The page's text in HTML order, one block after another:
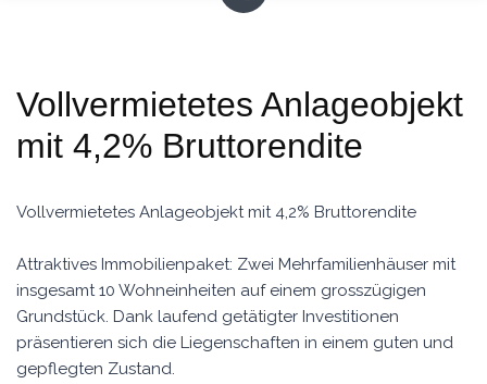
Vollvermietetes Anlageobjekt
mit 4,2% Bruttorendite
Vollvermietetes Anlageobjekt mit 4,2% Bruttorendite
Attraktives Immobilienpaket: Zwei Mehrfamilienhäuser mit
insgesamt 10 Wohneinheiten auf einem grosszügigen
Grundstück. Dank laufend getätigter Investitionen
präsentieren sich die Liegenschaften in einem guten und
gepflegten Zustand.